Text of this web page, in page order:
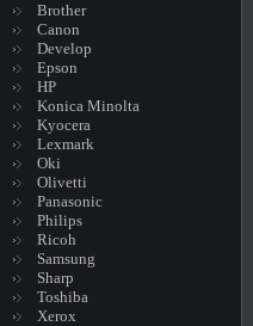
Brother
Canon
Develop
Epson
HP
Konica Minolta
Kyocera
Lexmark
Oki
Olivetti
Panasonic
Philips
Ricoh
Samsung
Sharp
Toshiba
Xerox